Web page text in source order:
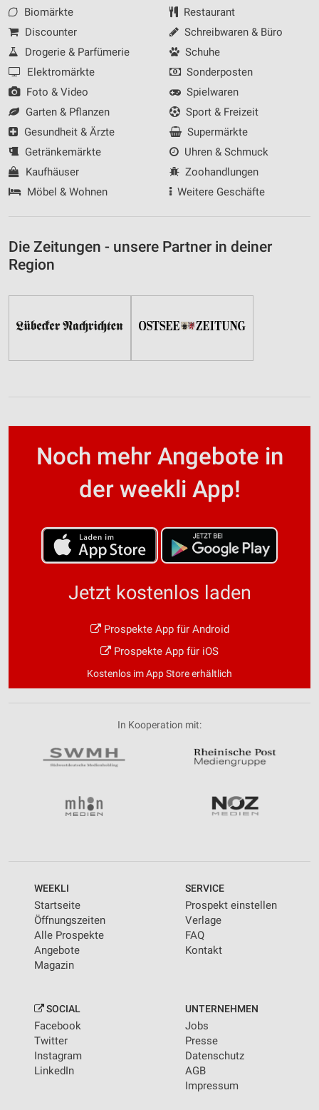
Biomärkte
Discounter
Drogerie & Parfümerie
Elektromärkte
Foto & Video
Garten & Pflanzen
Gesundheit & Ärzte
Getränkemärkte
Kaufhäuser
Möbel & Wohnen
Restaurant
Schreibwaren & Büro
Schuhe
Sonderposten
Spielwaren
Sport & Freizeit
Supermärkte
Uhren & Schmuck
Zoohandlungen
Weitere Geschäfte
Die Zeitungen - unsere Partner in deiner
Region
Noch mehr Angebote in
der weekli App!
Jetzt kostenlos laden
Prospekte App für Android
Prospekte App für iOS
Kostenlos im App Store erhältlich
In Kooperation mit:
WEEKLI
Startseite
Öffnungszeiten
Alle Prospekte
Angebote
Magazin
SERVICE
Prospekt einstellen
Verlage
FAQ
Kontakt
SOCIAL
Facebook
Twitter
Instagram
LinkedIn
UNTERNEHMEN
Jobs
Presse
Datenschutz
AGB
Impressum